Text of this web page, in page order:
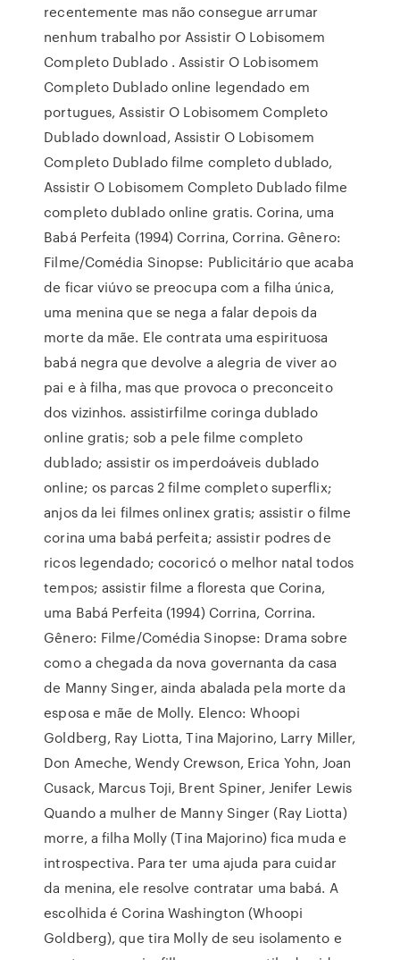
recentemente mas não consegue arrumar
nenhum trabalho por Assistir O Lobisomem
Completo Dublado . Assistir O Lobisomem
Completo Dublado online legendado em
portugues, Assistir O Lobisomem Completo
Dublado download, Assistir O Lobisomem
Completo Dublado filme completo dublado,
Assistir O Lobisomem Completo Dublado filme
completo dublado online gratis. Corina, uma
Babá Perfeita (1994) Corrina, Corrina. Gênero:
Filme/Comédia Sinopse: Publicitário que acaba
de ficar viúvo se preocupa com a filha única,
uma menina que se nega a falar depois da
morte da mãe. Ele contrata uma espirituosa
babá negra que devolve a alegria de viver ao
pai e à filha, mas que provoca o preconceito
dos vizinhos. assistirfilme coringa dublado
online gratis; sob a pele filme completo
dublado; assistir os imperdoáveis dublado
online; os parcas 2 filme completo superflix;
anjos da lei filmes onlinex gratis; assistir o filme
corina uma babá perfeita; assistir podres de
ricos legendado; cocoricó o melhor natal todos
tempos; assistir filme a floresta que Corina,
uma Babá Perfeita (1994) Corrina, Corrina.
Gênero: Filme/Comédia Sinopse: Drama sobre
como a chegada da nova governanta da casa
de Manny Singer, ainda abalada pela morte da
esposa e mãe de Molly. Elenco: Whoopi
Goldberg, Ray Liotta, Tina Majorino, Larry Miller,
Don Ameche, Wendy Crewson, Erica Yohn, Joan
Cusack, Marcus Toji, Brent Spiner, Jenifer Lewis
Quando a mulher de Manny Singer (Ray Liotta)
morre, a filha Molly (Tina Majorino) fica muda e
introspectiva. Para ter uma ajuda para cuidar
da menina, ele resolve contratar uma babá. A
escolhida é Corina Washington (Whoopi
Goldberg), que tira Molly de seu isolamento e